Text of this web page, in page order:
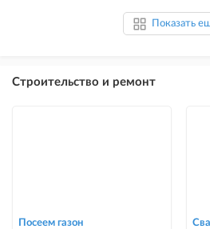
Показать
Строительство и ремонт
Посеем газон